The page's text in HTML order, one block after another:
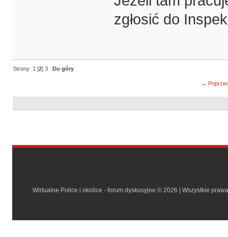
zgłosić do
Strony: 1 [2]3 Do góry
←
Wirtualne Police i okolice - forum dyskusyjne © 2026 | Wszystkie